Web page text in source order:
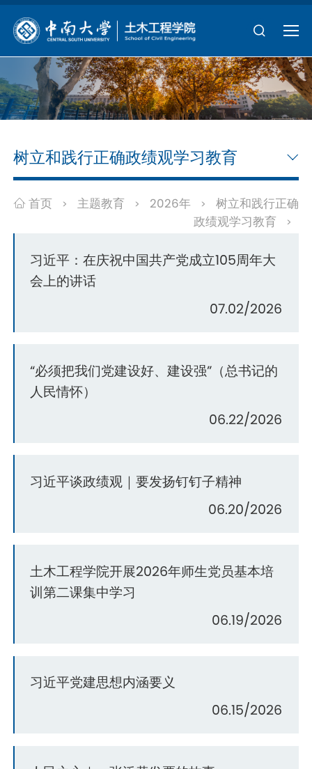
树立和践行正确政绩观学习教育
首页 > 主题教育 > 2026年 >
树立和践行正确
政绩观学习教育
>
习近平：在庆祝中国共产党成立105周年大
会上的讲话
07.02/2026
“必须把我们党建设好、建设强”（总书记的
人民情怀）
06.22/2026
习近平谈政绩观｜要发扬钉钉子精神
06.20/2026
土木工程学院开展2026年师生党员基本培
训第二课集中学习
06.19/2026
习近平党建思想内涵要义
06.15/2026